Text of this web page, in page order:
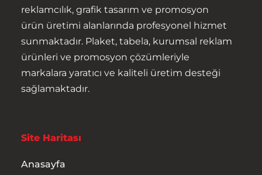
reklamcılık, grafik tasarım ve promosyon
ürün üretimi alanlarında profesyonel hizmet
sunmaktadır. Plaket, tabela, kurumsal reklam
ürünleri ve promosyon çözümleriyle
markalara yaratıcı ve kaliteli üretim desteği
sağlamaktadır.
Site Haritası
Anasayfa
Anasayfa